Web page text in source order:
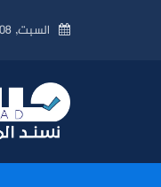
السبت, 08 أغسطس 2026